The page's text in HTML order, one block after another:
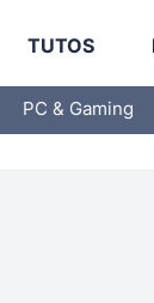
TUTOS
PC & Gaming